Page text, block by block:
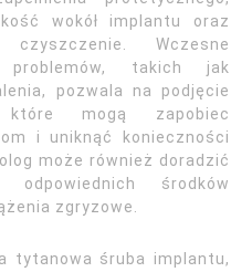
wokół implantu oraz
Wczesne
problemów, takich jak
pozwala na podjęcie
które mogą zapobiec
i uniknąć konieczności
może również doradzić
środków
zgryzowe.
tytanowa śruba implantu,